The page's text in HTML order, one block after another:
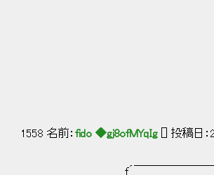
i
/
{
､ ＿＿＿＿＿＿
＼ ／二二二二二
＼{二二二二二二
/二二二二二二二
{二二二二二二二
1558 名前： fido ◆gj8ofMYqIg [] 投稿日
f´￣￣￣￣￣￣